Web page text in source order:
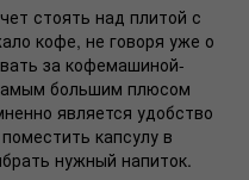
стоять над плитой с
кофе, не говоря уже о
за кофемашиной-
большим плюсом
является удобство
капсулу в
нужный напиток.